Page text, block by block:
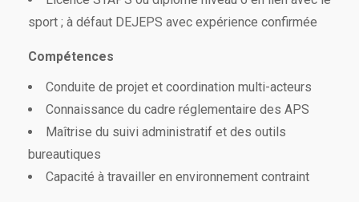
sport ; à défaut DEJEPS avec expérience confirmée
Compétences
Conduite de projet et coordination multi-acteurs
Connaissance du cadre réglementaire des APS
Maîtrise du suivi administratif et des outils
bureautiques
Capacité à travailler en environnement contraint